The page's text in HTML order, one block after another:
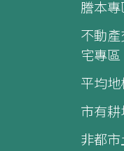
謄本專
不動
宅專區
平均
市有
非都